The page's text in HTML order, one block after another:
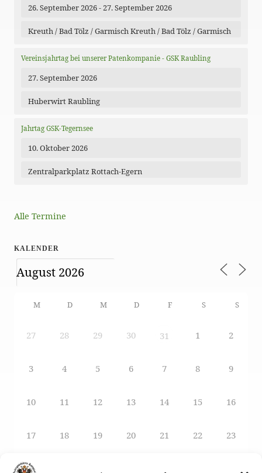
26. September 2026 - 27. September 2026
Kreuth / Bad Tölz / Garmisch Kreuth / Bad Tölz / Garmisch
Vereinsjahrtag bei unserer Patenkompanie - GSK Raubling
27. September 2026
Huberwirt Raubling
Jahrtag GSK-Tegernsee
10. Oktober 2026
Zentralparkplatz Rottach-Egern
Alle Termine
KALENDER
M D M D F S S
27 28 29 30 31 1 2
3 4 5 6 7 8 9
10 11 12 13 14 15 16
17 18 19 20 21 22 23
24